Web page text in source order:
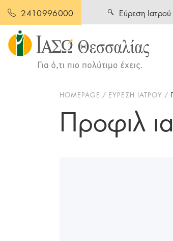
2410996000 Εύρεση Ιατρού
HOMEPAGE ΕΥΡΕΣΗ ΙΑΤΡΟΥ
Προφιλ